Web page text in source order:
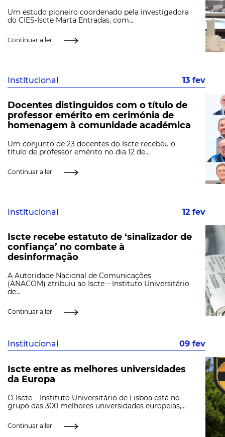
Um estudo pioneiro coordenado pela investigadora
do CIES-Iscte Marta Entradas, com...
Continuar a ler
Institucional 13 fev
Docentes distinguidos com o título de
professor emérito em cerimónia de
homenagem à comunidade académica
Um conjunto de 23 docentes do Iscte recebeu o
título de professor emérito no dia 12 de...
Continuar a ler
Institucional 12 fev
Iscte recebe estatuto de ‘sinalizador de
confiança’ no combate à
desinformação
A Autoridade Nacional de Comunicações
(ANACOM) atribuiu ao Iscte – Instituto Universitário
de...
Continuar a ler
Institucional 09 fev
Iscte entre as melhores universidades
da Europa
O Iscte – Instituto Universitário de Lisboa está no
grupo das 300 melhores universidades europeias,...
Continuar a ler